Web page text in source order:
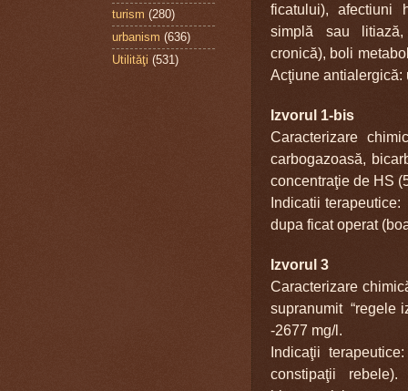
ficatului), afectiuni
simplă sau
cronică), boli
Acţiune antialergică:
Izvorul 1-bis
Caracterizare
carbogazoasă,
concentraţie de HS
Indicatii
dupa ficat operat
Izvorul 3
Caracterizare
supranumit “regele
-2677 mg/l.
Indicaţii
constipaţii
turism (280)
urbanism (636)
Utilităţi (531)